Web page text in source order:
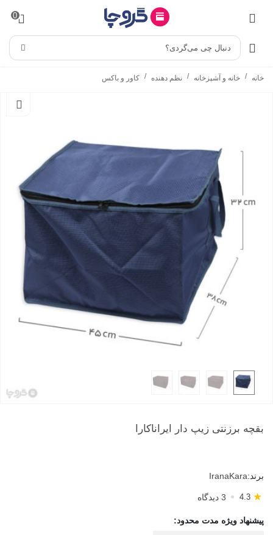
0
دنبال چی می‌گردی؟
خانه / خانه و آشپزخانه / نظم دهنده / کاور و باکس
بقچه برزنتی زیپ دار ایراناکارا
برند:IranaKara
4.3 ★ 3 دیدگاه
پیشنهاد ویژه مدت محدود: